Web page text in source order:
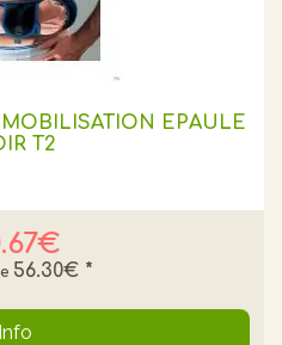
EPAULE
T2
56.30€ *
Info